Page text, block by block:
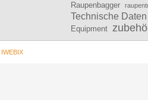
Raupenbagger
Technische Daten
Equipment
IWEBIX